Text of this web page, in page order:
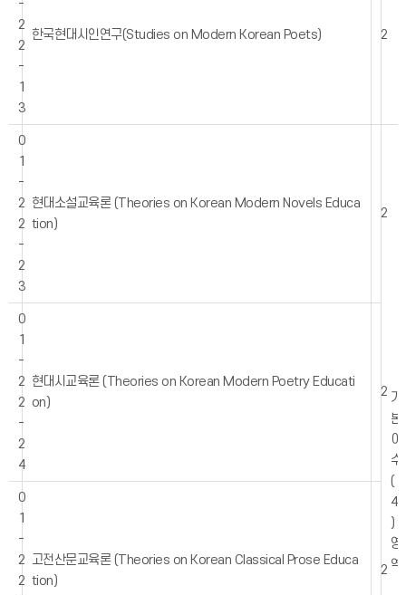
-
2
2
-
1
3
한국현대시인연구(Studies on Modern Korean Poets) 2
0
1
-
2
2
-
2
3
현대소설교육론 (Theories on Korean Modern Novels Educa
tion)
2
기
본
이
수
(
4
)
영
역
0
1
-
2
2
-
2
4
현대시교육론 (Theories on Korean Modern Poetry Educati
on)
2
0
1
-
2
2
고전산문교육론 (Theories on Korean Classical Prose Educa
tion)
2